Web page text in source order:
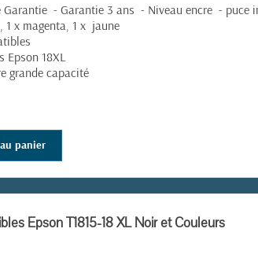
(12 avis)
- Garantie 3 ans - Niveau encre - puce
1 x magenta, 1 x jaune
18XL
grande capacité
panier
Epson T1815-18 XL Noir et Couleurs